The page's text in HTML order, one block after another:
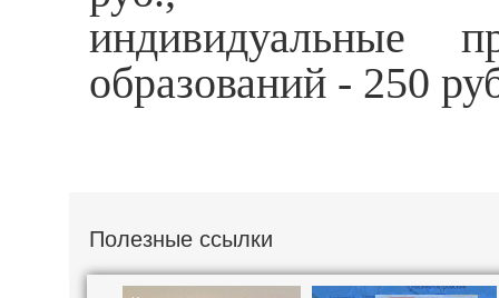
индивидуальные
образований - 250
Полезные ссылки